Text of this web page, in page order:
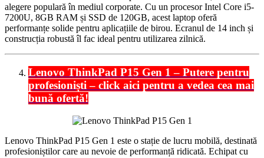
alegere populară în mediul corporate. Cu un procesor Intel Core i5-
7200U, 8GB RAM și SSD de 120GB, acest laptop oferă
performanțe solide pentru aplicațiile de birou. Ecranul de 14 inch și
construcția robustă îl fac ideal pentru utilizarea zilnică.
Lenovo ThinkPad P15 Gen 1 – Putere pentru
profesioniști – click aici pentru a vedea cea mai
bună ofertă!
Lenovo ThinkPad P15 Gen 1 este o stație de lucru mobilă, destinată
profesioniștilor care au nevoie de performanță ridicată. Echipat cu